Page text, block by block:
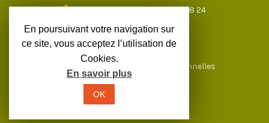
04 77 43 59 17ou04 77 37 28 24
loire@ffrandonnee.fr
Données personnelles
En poursuivant votre navigation sur
ce site, vous acceptez l’utilisation de
Cookies.
En savoir plus
OK